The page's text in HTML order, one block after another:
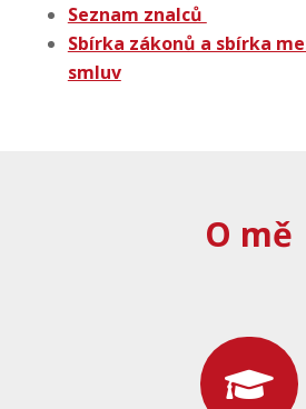
Seznam znalců
Sbírka zákonů a sbírka
smluv
O mě
